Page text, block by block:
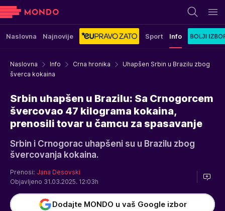
Naslovna Najnovije Sport Info
Naslovna Info Crna hronika
Uhapšen Srbin u Brazilu zbog
šverca kokaina
Srbin uhapšen u Brazilu: Sa Crnogorcem
švercovao 47 kilograma kokaina,
prenosili tovar u čamcu za spasavanje
Srbin i Crnogorac uhapšeni su u Brazilu zbog
švercovanja kokaina.
Prenosi: Jana Desovski
Objavljeno 31.03.2025. 12:03h
Dodajte MONDO u vaš Google izbor